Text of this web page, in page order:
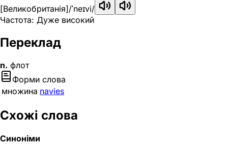
[Великобританія]/ˈneɪvi/
Частота: Дуже високий
Переклад
n. флот
Форми слова
множина navies
Схожі слова
Синоніми